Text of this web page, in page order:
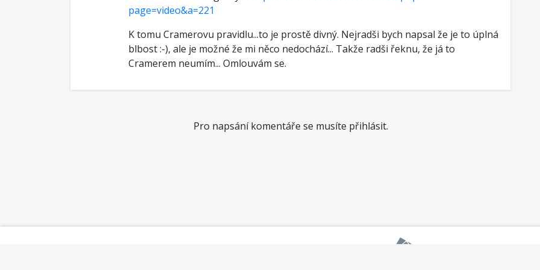
page=video&a=221
K tomu Cramerovu pravidlu...to je prostě divný. Nejradši bych napsal že je to úplná
blbost :-), ale je možné že mi něco nedochází... Takže radši řeknu, že já to
Cramerem neumím... Omlouvám se.
Pro napsání komentáře se musíte přihlásit.